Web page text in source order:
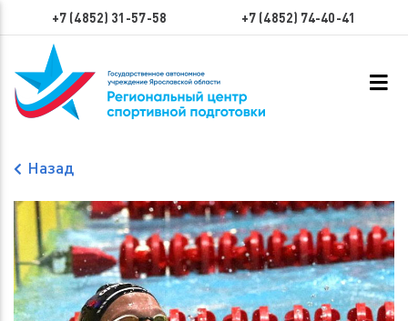
+7 (4852) 31-57-58 +7 (4852) 74-40-41
Назад